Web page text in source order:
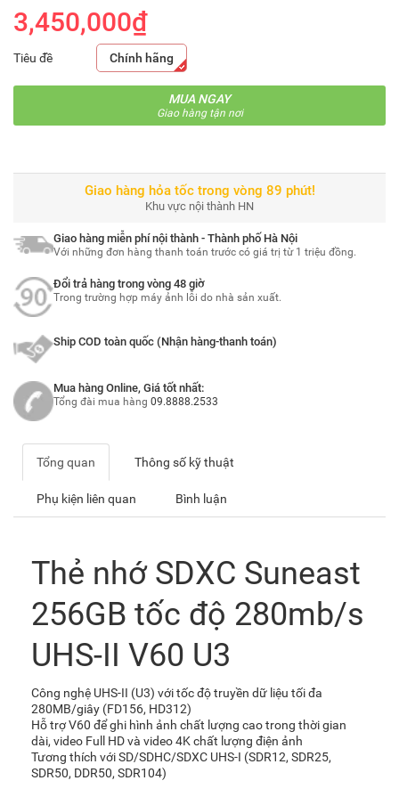
3,450,000₫
Tiêu đề Chính hãng
MUA NGAY
Giao hàng tận nơi
Giao hàng hỏa tốc trong vòng 89 phút!
Khu vực nội thành HN
Giao hàng miễn phí nội thành - Thành phố Hà Nội
Với những đơn hàng thanh toán trước có giá trị từ 1 triệu đồng.
Đổi trả hàng trong vòng 48 giờ
Trong trường hợp máy ảnh lỗi do nhà sản xuất.
Ship COD toàn quốc (Nhận hàng-thanh toán)
Mua hàng Online, Giá tốt nhất:
Tổng đài mua hàng 09.8888.2533
Tổng quan Thông số kỹ thuật
Phụ kiện liên quan Bình luận
Thẻ nhớ SDXC Suneast
256GB tốc độ 280mb/s
UHS-II V60 U3
Công nghệ UHS-II (U3) với tốc độ truyền dữ liệu tối đa
280MB/giây (FD156, HD312)
Hỗ trợ V60 để ghi hình ảnh chất lượng cao trong thời gian
dài, video Full HD và video 4K chất lượng điện ảnh
Tương thích với SD/SDHC/SDXC UHS-I (SDR12, SDR25,
SDR50, DDR50, SDR104)